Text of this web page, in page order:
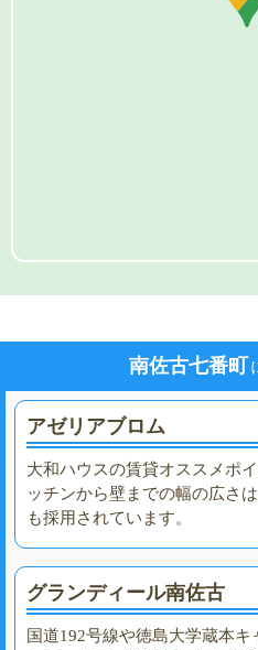
南佐古七番町
アゼリアブロム
大和ハウスの賃貸オススメポ
ッチンから壁までの幅の広さ
も採用されています。
グランディール南佐古
国道192号線や徳島大学蔵本